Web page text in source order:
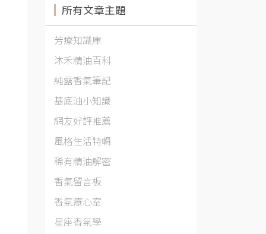
所有文章主題
芳療知識庫
沐禾精油百科
純露香氣筆記
基底油小知識
網友好評推薦
風格生活特輯
稀有精油解密
香氣留言板
香氛療心室
星座香氛學